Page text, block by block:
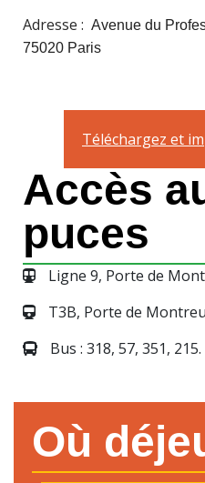
Adresse : Avenue du
75020 Paris
Téléchargez et
Accès
puces
Ligne 9, Porte de
T3B, Porte de
Bus : 318, 57, 351, 215.
Où